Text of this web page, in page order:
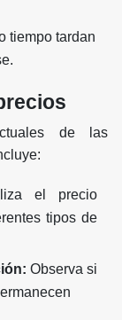
tiempo tardan
de las
el precio
tipos de
Observa si